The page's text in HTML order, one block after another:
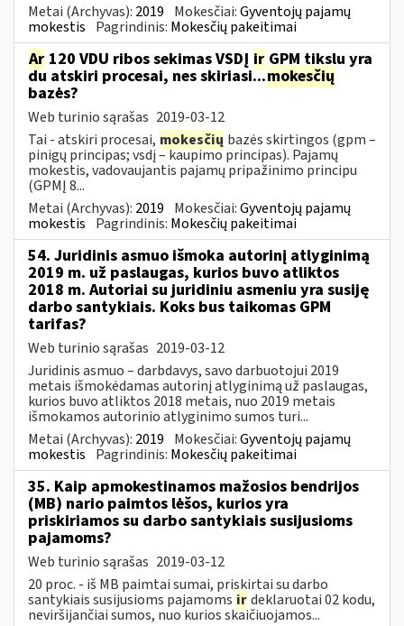
Metai (Archyvas): 2019 Mokesčiai:Gyventojų pajamų
mokestis Pagrindinis: Mokesčių pakeitimai
Ar 120 VDU ribos sekimas VSDĮ ir GPM tikslu yra
du atskiri procesai, nes skiriasi...mokesčių
bazės?
Web turinio sąrašas 2019-03-12
Tai - atskiri procesai, mokesčių bazės skirtingos (gpm –
pinigų principas; vsdį – kaupimo principas). Pajamų
mokestis, vadovaujantis pajamų pripažinimo principu
(GPMĮ 8...
Metai (Archyvas): 2019 Mokesčiai:Gyventojų pajamų
mokestis Pagrindinis: Mokesčių pakeitimai
54. Juridinis asmuo išmoka autorinį atlyginimą
2019 m. už paslaugas, kurios buvo atliktos
2018 m. Autoriai su juridiniu asmeniu yra susiję
darbo santykiais. Koks bus taikomas GPM
tarifas?
Web turinio sąrašas 2019-03-12
Juridinis asmuo – darbdavys, savo darbuotojui 2019
metais išmokėdamas autorinį atlyginimą už paslaugas,
kurios buvo atliktos 2018 metais, nuo 2019 metais
išmokamos autorinio atlyginimo sumos turi...
Metai (Archyvas): 2019 Mokesčiai:Gyventojų pajamų
mokestis Pagrindinis: Mokesčių pakeitimai
35. Kaip apmokestinamos mažosios bendrijos
(MB) nario paimtos lėšos, kurios yra
priskiriamos su darbo santykiais susijusioms
pajamoms?
Web turinio sąrašas 2019-03-12
20 proc. - iš MB paimtai sumai, priskirtai su darbo
santykiais susijusioms pajamoms irdeklaruotai 02 kodu,
neviršijančiai sumos, nuo kurios skaičiuojamos...